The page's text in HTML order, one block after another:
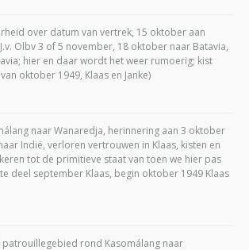
over datum van vertrek, 15 oktober aan
Olbv 3 of 5 november, 18 oktober naar Batavia,
hier en daar wordt het weer rumoerig; kist
oktober 1949, Klaas en Janke)
naar Wanaredja, herinnering aan 3 oktober
Indië, verloren vertrouwen in Klaas, kisten en
tot de primitieve staat van toen we hier pas
deel september Klaas, begin oktober 1949 Klaas
patrouillegebied rond Kasomálang naar